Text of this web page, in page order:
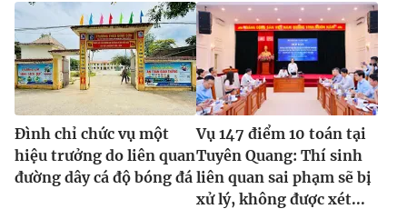
Đình chỉ chức vụ một
hiệu trưởng do liên quan
đường dây cá độ bóng đá
Vụ 147 điểm 10 toán tại
Tuyên Quang: Thí sinh
liên quan sai phạm sẽ bị
xử lý, không được xét...